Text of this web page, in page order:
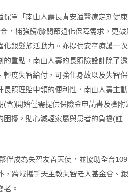
單「南山人壽長青安溢醫療定期健康
，補強髖/膝關節退化保障需求，更鼓
銀髮族活動力。亦提供安寧療護一次
重點，南山人壽的長照險設計除了透
度失智給付，可強化身故以及失智保
照理賠申領的便利性，南山人壽主動
含)開始僅需提供保險金申請書及檢附
擾，貼心減輕家屬與患者的負擔(註
伴成為失智友善天使，並協助全台109
跨域攜手天主教失智老人基金會、銀
。